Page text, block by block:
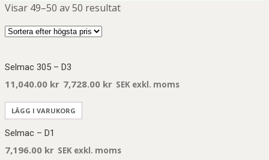
Visar 49–50 av 50 resultat
Selmac 305 – D3
11,040.00 kr 7,728.00 kr SEK exkl. moms
LÄGG I VARUKORG
Selmac – D1
7,196.00 kr SEK exkl. moms